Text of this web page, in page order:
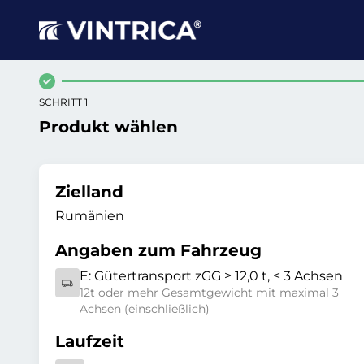
SCHRITT 1
Produkt wählen
Zielland
Rumänien
Angaben zum Fahrzeug
E:Gütertransport zGG ≥ 12,0 t, ≤ 3 Achsen
12t oder mehr Gesamtgewicht mit maximal 3
Achsen (einschließlich)
Laufzeit